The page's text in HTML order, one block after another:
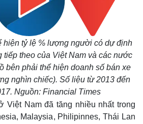
hiện tỷ lệ % lượng người có dự định
tiếp theo của Việt Nam và các nước
bên phải thể hiện doanh số bán xe
nghìn chiếc). Số liệu từ 2013 đến
Nguồn: Financial Times
Việt Nam đã tăng nhiều nhất trong
Malaysia, Philipinnes, Thái Lan